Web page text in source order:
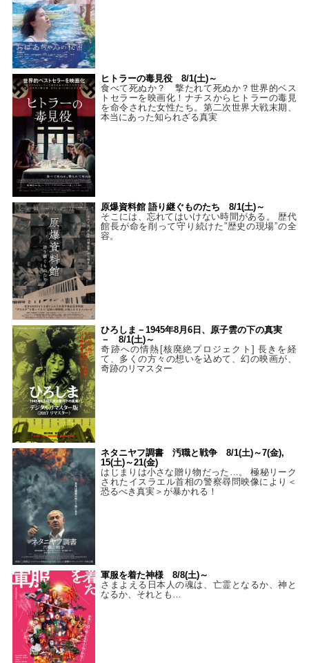
ヒトラーの毒見役 8/1(土)～
食べて死ぬか？ 撃たれて死ぬか？世界的ベス
トセラーを映画化！ナチスからヒトラーの毒見
を命令された女性たち。第二次世界大戦末期、
本当にあった知られざる真実
原爆資料館 語り継ぐものたち 8/1(土)～
そこには、忘れてはいけない時間がある。 歴代
館長が命を削って守り続けた”歴史の現場”の全
容。
ひろしま－1945年8月6日、原子雲の下の真実
－ 8/1(土)～
奇跡への情熱[核廃絶プロジェクト] 長きを経
て、多くの方々の想いを込めて、幻の映画が、
奇跡のリマスター
ネタニヤフ調書 汚職と戦争 8/1(土)～7(金),
15(土)～21(金)
はじまりは小さな贈り物だった…。 極秘リーク
されたイスラエル首相の警察尋問映像により＜
恐るべき真実＞が暴かれる！
軍服を着た神様 8/8(土)～
さまよえる日本人の魂は、亡霊となるか、神と
なるか、それとも…